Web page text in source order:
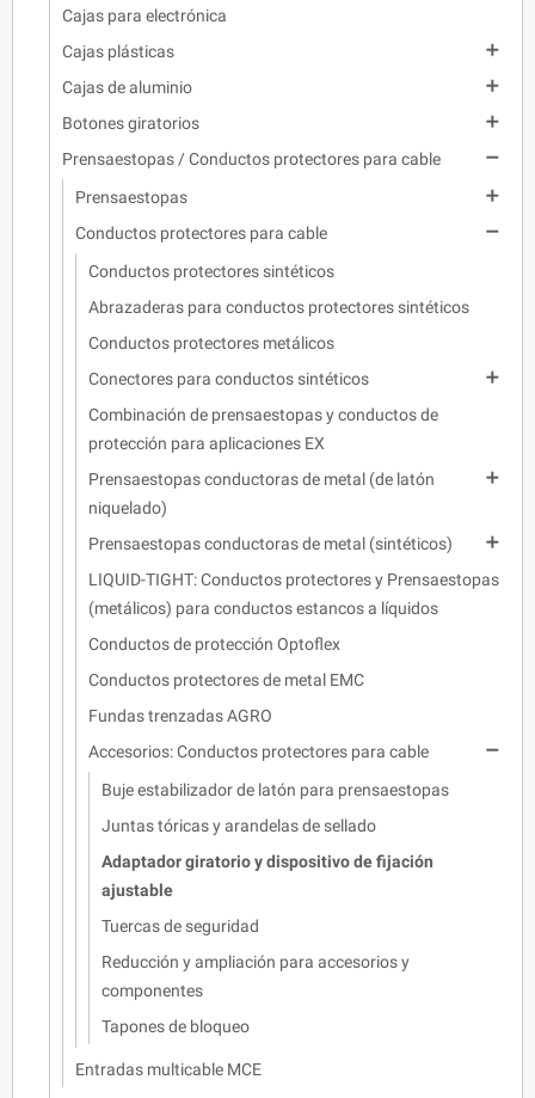
Cajas para electrónica
Cajas plásticas

Cajas de aluminio

Botones giratorios

Prensaestopas / Conductos protectores para cable

Prensaestopas

Conductos protectores para cable

Conductos protectores sintéticos
Abrazaderas para conductos protectores sintéticos
Conductos protectores metálicos
Conectores para conductos sintéticos

Combinación de prensaestopas y conductos de
protección para aplicaciones EX
Prensaestopas conductoras de metal (de latón
niquelado)

Prensaestopas conductoras de metal (sintéticos)

LIQUID-TIGHT: Conductos protectores y Prensaestopas
(metálicos) para conductos estancos a líquidos
Conductos de protección Optoflex
Conductos protectores de metal EMC
Fundas trenzadas AGRO
Accesorios: Conductos protectores para cable

Buje estabilizador de latón para prensaestopas
Juntas tóricas y arandelas de sellado
Adaptador giratorio y dispositivo de fijación
ajustable
Tuercas de seguridad
Reducción y ampliación para accesorios y
componentes
Tapones de bloqueo
Entradas multicable MCE